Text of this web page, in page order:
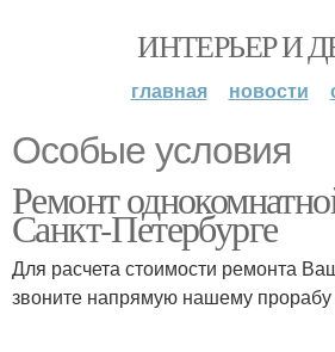
ИНТЕРЬЕР И
главная новости
Особые условия
Ремонт
Санкт-Петербурге
Для расчета стоимости ремонта
звоните напрямую нашему